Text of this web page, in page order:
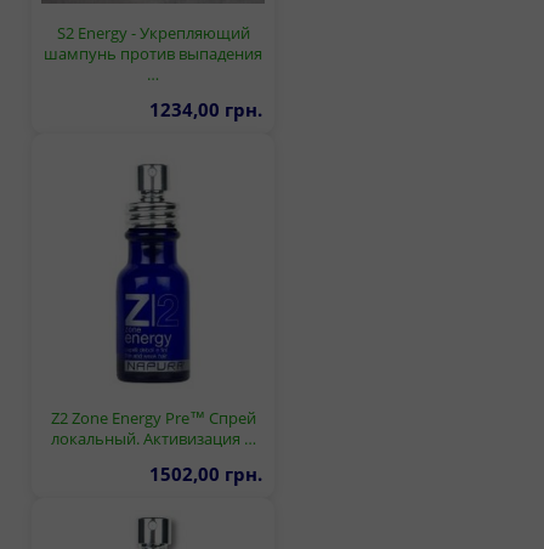
S2 Energy - Укрепляющий
шампунь против выпадения
…
1234,00 грн.
Z2 Zone Energy Pre™ Спрей
локальный. Активизация …
1502,00 грн.